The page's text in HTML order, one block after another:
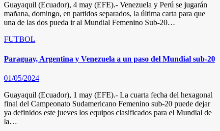
Guayaquil (Ecuador), 4 may (EFE).- Venezuela y Perú se jugarán
mañana, domingo, en partidos separados, la última carta para que
una de las dos pueda ir al Mundial Femenino Sub-20…
FUTBOL
Paraguay, Argentina y Venezuela a un paso del Mundial sub-20
01/05/2024
Guayaquil (Ecuador), 1 may (EFE).- La cuarta fecha del hexagonal
final del Campeonato Sudamericano Femenino sub-20 puede dejar
ya definidos este jueves los equipos clasificados para el Mundial de
la…